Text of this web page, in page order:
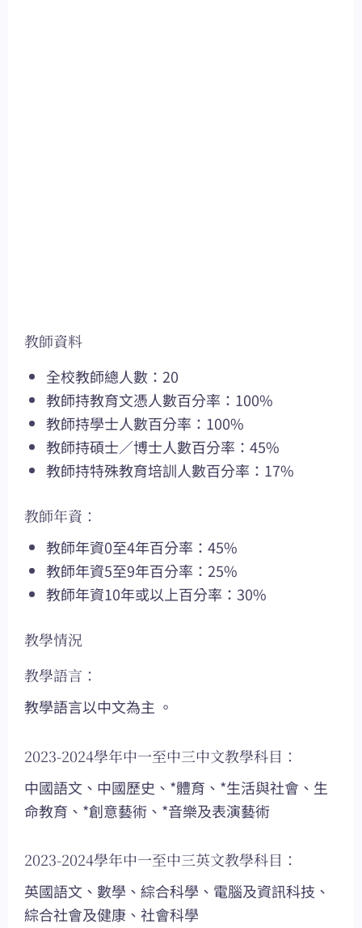
教師資料
全校教師總人數：20
教師持教育文憑人數百分率：100%
教師持學士人數百分率：100%
教師持碩士／博士人數百分率：45%
教師持特殊教育培訓人數百分率：17%
教師年資：
教師年資0至4年百分率：45%
教師年資5至9年百分率：25%
教師年資10年或以上百分率：30%
教學情況
教學語言：
教學語言以中文為主 。
2023-2024學年中一至中三中文教學科目：
中國語文、中國歷史、*體育、*生活與社會、生
命教育、*創意藝術、*音樂及表演藝術
2023-2024學年中一至中三英文教學科目：
英國語文、數學、綜合科學、電腦及資訊科技、
綜合社會及健康、社會科學